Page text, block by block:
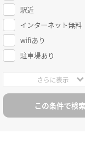
駅近
インターネット無料
wifiあり
駐車場あり
さらに表示